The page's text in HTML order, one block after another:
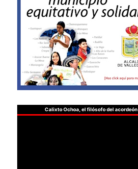
Calixto Ochoa, el filósofo del acordeón